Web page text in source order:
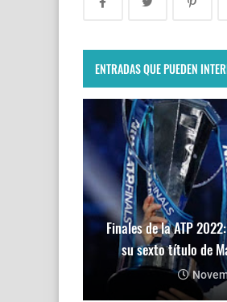
ENTRADAS QUE PUEDEN
Finales de la ATP
su sexto título de